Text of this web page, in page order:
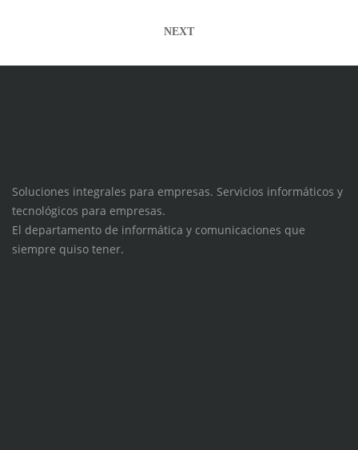
NEXT
Soluciones integrales para empresas. Servicios informáticos y
tecnológicos para empresas.
El departamento de informática y comunicaciones que
siempre quiso tener.